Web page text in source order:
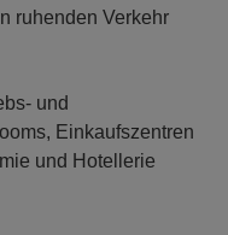
ruhenden Verkehr
und
Einkaufszentren
und Hotellerie